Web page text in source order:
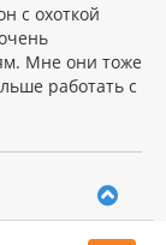
с охоткой
Мне они тоже
работать с